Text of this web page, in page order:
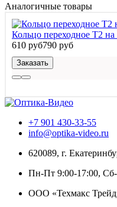
Аналогичные товары
Кольцо переходное T2 на
610 руб790 руб
Заказать
+7 901 430-33-55
info@optika-video.ru
620089, г.
Пн-Пт 9:00-17:00,
ООО «Техмакс